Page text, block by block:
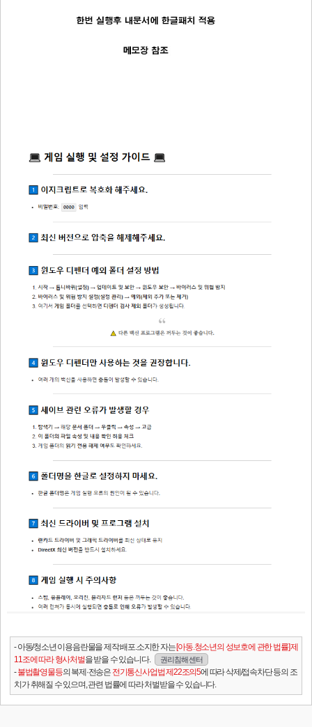
- 아동/청소년 이용음란물을 제작.배포.소지한 자는[아동.청소년의 성보호에 관한 법률] 제
11조에 따라 형사처벌을 받을 수 있습니다. 권리침해 센터
-불법촬영물등의 복제·전송은 전기통신사업법 제22조의5에 따라 삭제/접속차단 등의 조
치가 취해질 수 있으며, 관련 법률에 따라 처벌받을 수 있습니다.